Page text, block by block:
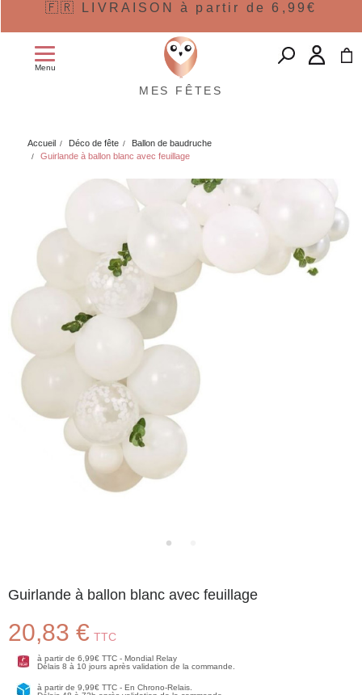
🇫🇷 LIVRAISON à partir de 6,99€
Menu
MES FÊTES
Accueil Déco de fête
Ballon de baudruche
Guirlande à ballon blanc avec feuillage
Guirlande à ballon blanc avec feuillage
20,83 € TTC
à partir de 6,99€ TTC - Mondial Relay
Délais 8 à 10 jours après validation de la commande.
à partir de 9,99€ TTC - En Chrono-Relais.